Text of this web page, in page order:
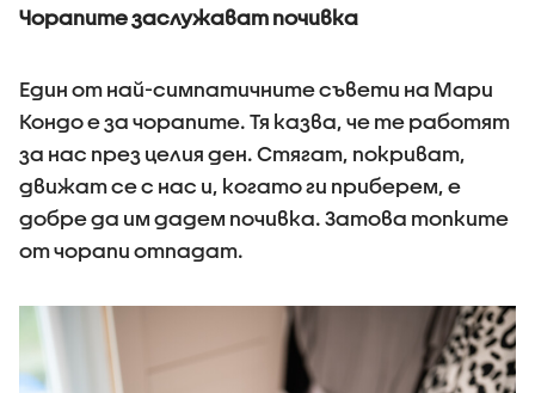
Чорапите заслужават почивка
Един от най-симпатичните съвети на Мари
Кондо е за чорапите. Тя казва, че те работят
за нас през целия ден. Стягат, покриват,
движат се с нас и, когато ги приберем, е
добре да им дадем почивка. Затова топките
от чорапи отпадат.